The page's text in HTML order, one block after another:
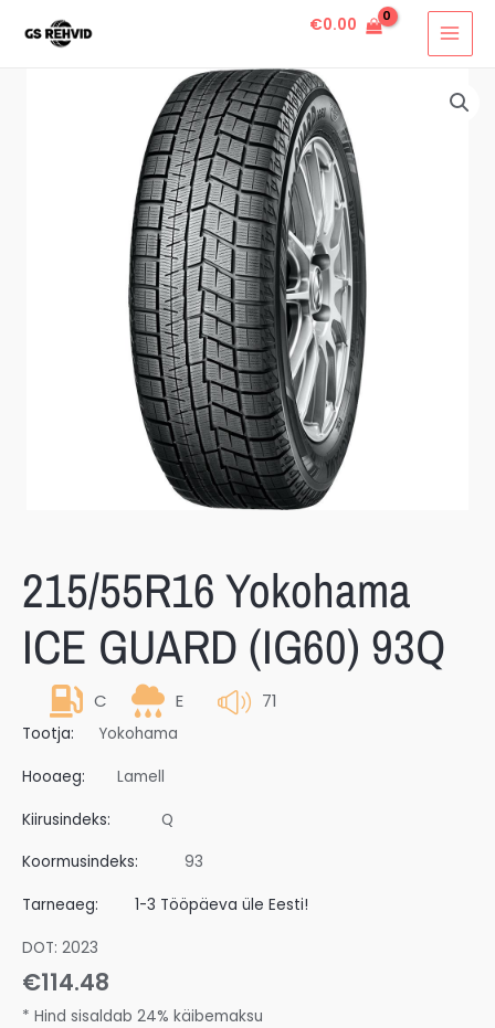
€0.00
215/55R16 Yokohama
ICE GUARD (IG60) 93Q
C E 71
Tootja: Yokohama
Hooaeg: Lamell
Kiirusindeks: Q
Koormusindeks: 93
Tarneaeg: 1-3 Tööpäeva üle Eesti!
DOT: 2023
€114.48
* Hind sisaldab 24% käibemaksu